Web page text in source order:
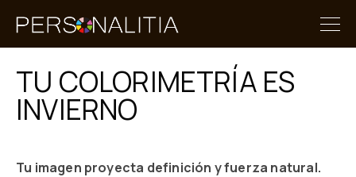
TU COLORIMETRÍA ES
INVIERNO
Tu imagen proyecta definición y fuerza natural.